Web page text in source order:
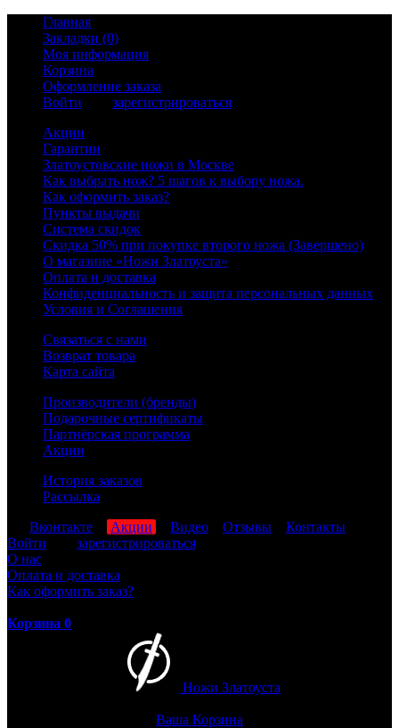
Главная
Закладки (0)
Моя информация
Корзина
Оформление заказа
Войти
зарегистрироваться
Акции
Гарантии
Златоустовские ножи в Москве
Как выбрать нож? 5 шагов к выбору ножа.
Как оформить заказ?
Пункты выдачи
Система скидок
Скидка 50% при покупке второго ножа (Завершено)
О магазине «Ножи Златоуста»
Оплата и доставка
Конфиденциальность и защита персональных данных
Условия и Соглашения
Связаться с нами
Возврат товара
Карта сайта
Производители (бренды)
Подарочные сертификаты
Партнёрская программа
Акции
История заказов
Рассылка
Вконтакте Акции Видео Отзывы
Контакты
Войти
зарегистрироваться
О нас
Оплата и доставка
Как оформить заказ?
Корзина 0
Ножи Златоуста
Ваша Корзина